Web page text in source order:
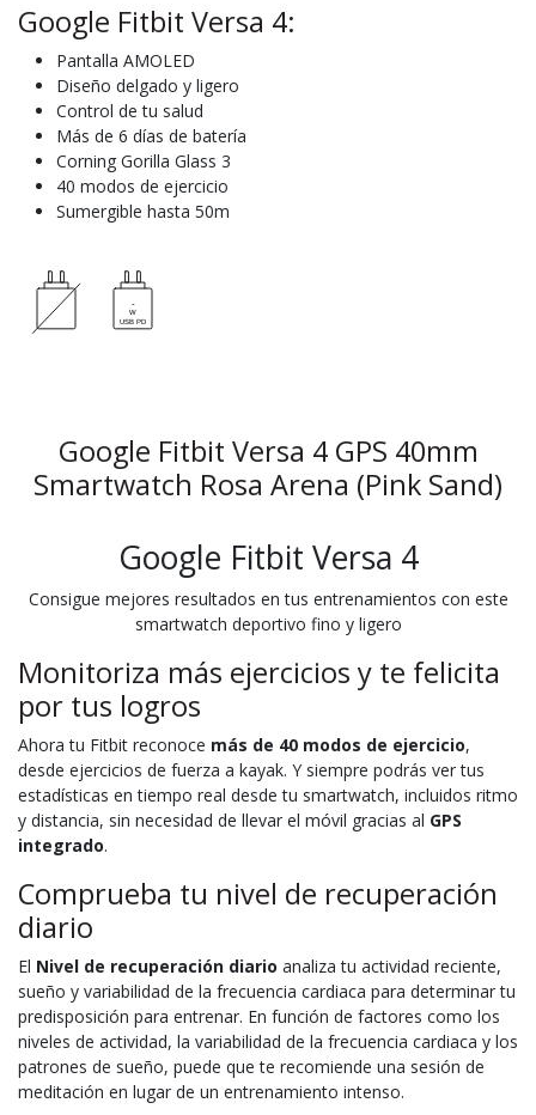
Google Fitbit Versa 4:
Pantalla AMOLED
Diseño delgado y ligero
Control de tu salud
Más de 6 días de batería
Corning Gorilla Glass 3
40 modos de ejercicio
Sumergible hasta 50m
Google Fitbit Versa 4 GPS 40mm
Smartwatch Rosa Arena (Pink Sand)
Google Fitbit Versa 4
Consigue mejores resultados en tus entrenamientos con este
smartwatch deportivo fino y ligero
Monitoriza más ejercicios y te felicita
por tus logros
Ahora tu Fitbit reconoce más de 40 modos de ejercicio,
desde ejercicios de fuerza a kayak. Y siempre podrás ver tus
estadísticas en tiempo real desde tu smartwatch, incluidos ritmo
y distancia, sin necesidad de llevar el móvil gracias al GPS
integrado.
Comprueba tu nivel de recuperación
diario
El Nivel de recuperación diario analiza tu actividad reciente,
sueño y variabilidad de la frecuencia cardiaca para determinar tu
predisposición para entrenar. En función de factores como los
niveles de actividad, la variabilidad de la frecuencia cardiaca y los
patrones de sueño, puede que te recomiende una sesión de
meditación en lugar de un entrenamiento intenso.